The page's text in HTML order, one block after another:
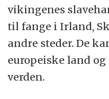
vikingenes
til fange i Irland,
andre steder. De
europeiske land
verden.